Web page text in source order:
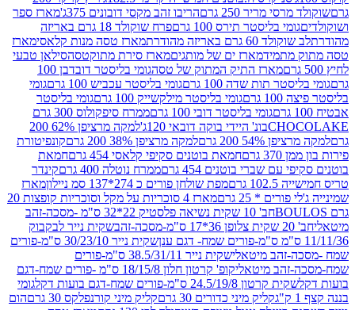
מריר 250 גרם
הריבו זהב מקסי דובונים 375ג'
מארז ספר
בליסטר תירס 100 גרם
פרח שוקולד 18 גרם באריזה
60 גרם באריזה מהודרת
מארז טסה מנות קלאסי מארז
מארז ים של מותגיםמארז סירת מתוקטסהסילאן טבעי
מארז התיק המתוק של טסה
גומי בליסטר דובדבן 100
תות שדה 100 גרם
גומי בליסטר עכביש 100 גרם
גומי
גרם
גומי בליסטר מילקשייק 100 גרם
גומי בליסטר
גומי בליסטר דובי 100 גרם
ממרח סיפקולוס 300 גרם
בונ' היידי בוקה דובאי 120ג'
למקה מרציפן 62% 200
200 גרם
למקה מרציפן 38% 200 גרם
קונפיטורת
גרם
חמאת בוטנים סקיפי קלאסי 454 גרם
חמאת
עם שברי בוטנים 454 גרם
ממרח נוטלה 400 גרם
קינדר
גרם
מפת שולחן פורים כ 274*137 סמ ניילון
מארז
* 25 גרם
מארז 4 סוכריות על מקל וסוכריות קופצות 20
חב' 10 שקית נשיאה פלסטיק 22*32 ס"מ -מסכה-זהב
שקית נייר לבקבוק
שקית נייר 30/23/10 ס"מ-פורים
זהב מיטאלי
שקית נייר 38.5/31/11 ס"מ-פורים
מיטאלי
קופ' קרטון חלון 18/15/8 ס"מ -פורים שמח-דגם
שקית קרטון 24.5/19/8 ס"מ-פורים שמח-דגם בועות דקל
גומי
קליק מיני כדורים 30 גרם
קליק מיני קורנפלקס 30 גרם
הום